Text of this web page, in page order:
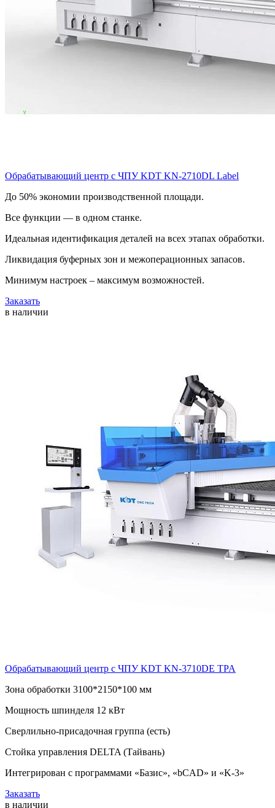
Обрабатывающий центр с ЧПУ KDT KN-2710DL Label
До 50% экономии производственной площади.
Все функции — в одном станке.
Идеальная идентификация деталей на всех этапах обработки.
Ликвидация буферных зон и межоперационных запасов.
Минимум настроек – максимум возможностей.
Заказать
в наличии
Обрабатывающий центр с ЧПУ KDT KN-3710DE TPA
Зона обработки 3100*2150*100 мм
Мощность шпинделя 12 кВт
Сверлильно-присадочная группа (есть)
Стойка управления DELTA (Тайвань)
Интегрирован с программами «Базис», «bCAD» и «K-3»
Заказать
в наличии